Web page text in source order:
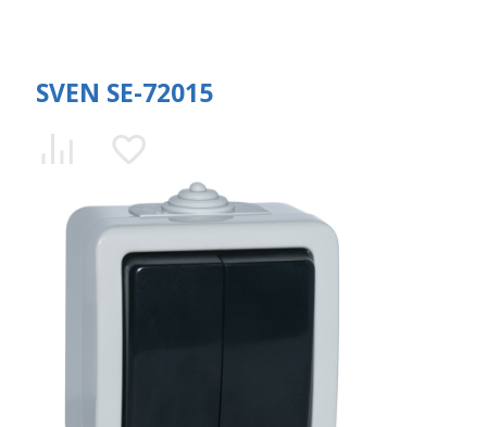
SVEN SE-72015